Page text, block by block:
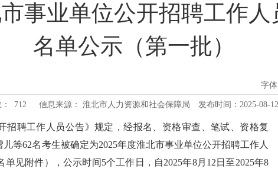
事业单位公开招聘工作人
名单公示（第一批）
字
712 信息来源： 淮北市人力资源和社会保障局 发布时间：2025-08-
招聘工作人员公告》规定，经报名、资格审查、笔试、资格复
等62名考生被确定为2025年度淮北市事业单位公开招聘工作人
见附件），公示时间5个工作日，自2025年8月12日至2025年8